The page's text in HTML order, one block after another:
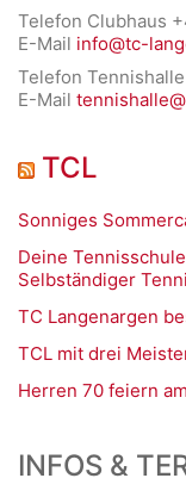
Telefon Clubhaus
E-Mail info@tc-
Telefon
E-Mail
TCL
Sonniges
Deine
Selbständiger
TC Langenargen
TCL mit drei
Herren 70 feiern
INFOS &